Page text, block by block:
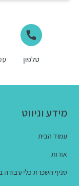
טלפון
מידע וניווט
עמוד הבית
אודות
סניף השכרת כלי עבודה